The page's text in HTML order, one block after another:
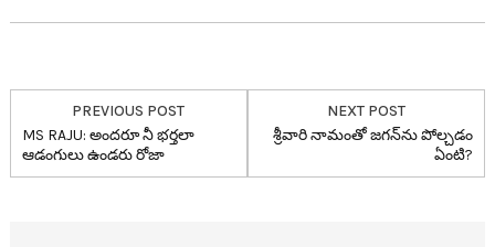
PREVIOUS POST
MS RAJU: అంద‌రూ నీ భ‌ర్త‌లా
ఆడంగులు ఉండ‌రు రోజా
NEXT POST
శ్రీవారి నామంతో జ‌గ‌న్‌ను పోల్చ‌డం
ఏంటి?